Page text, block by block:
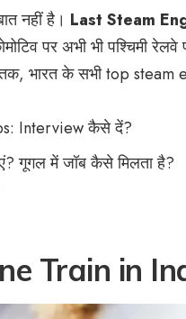
नहीं है। Last Steam
पर अभी भी पश्चिमी
भारत के सभी top steam
Interview कैसे दें?
गूगल में जॉब कैसे मिलता है?
Train in